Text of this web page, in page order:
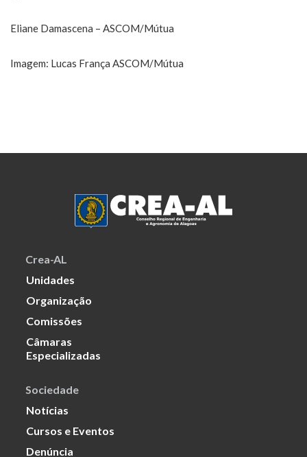
Eliane Damascena – ASCOM/Mútua
Imagem: Lucas França ASCOM/Mútua
Crea-AL
Unidades
Organização
Comissões
Câmaras
Especializadas
Sociedade
Notícias
Cursos e Eventos
Denúncia